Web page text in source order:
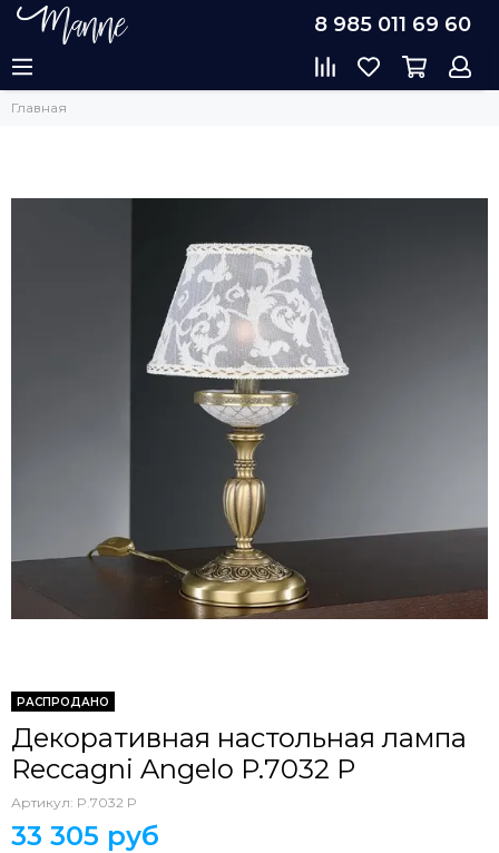
8 985 011 69 60
Главная
РАСПРОДАНО
Декоративная настольная лампа
Reccagni Angelo P.7032 P
Артикул: P.7032 P
33 305 руб